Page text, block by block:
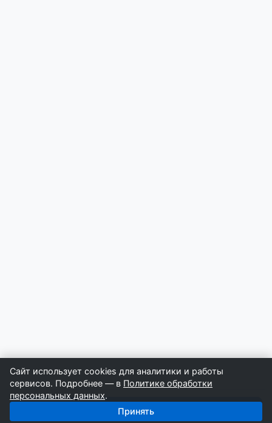
Получить базу: Цветной металл — 3 029 поставщиков
Сайт использует cookies для аналитики и работы
сервисов. Подробнее — в Политике обработки
персональных данных.
Принять